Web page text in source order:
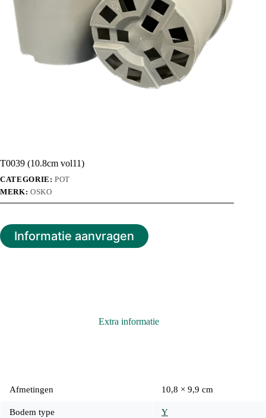
T0039 (10.8cm vol11)
CATEGORIE:POT
MERK: OSKO
Informatie aanvragen
Extra informatie
Afmetingen 10,8 × 9,9 cm
Bodem type Y